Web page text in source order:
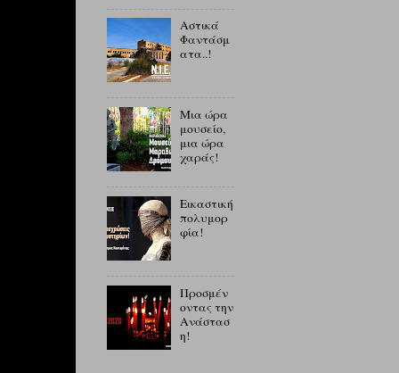
Αστικά
Φαντάσμ
ατα..!
Μια ώρα
μουσείο,
μια ώρα
χαράς!
Εικαστική
πολυμορ
φία!
Προσμέν
οντας την
Ανάστασ
η!